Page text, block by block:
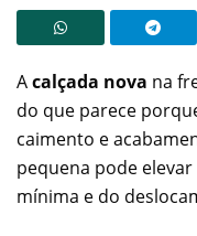
Acalçada nova na
do que parece
caimento e
pequena pode
mínima e do